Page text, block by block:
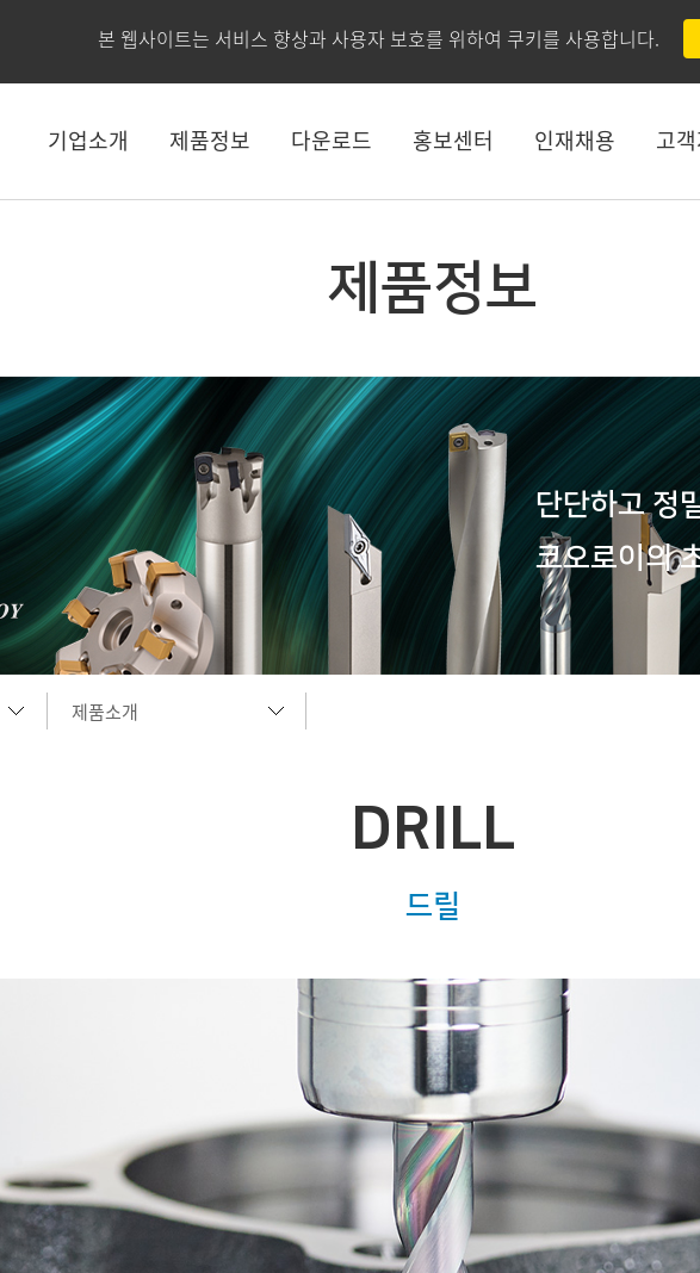
본 웹사이트는 서비스 향상과 사용자 보호를 위하여 쿠키를 사용합니다.
기업소개 제품정보 다운로드 홍보센터 인재채용 고
제품정보
단단하고 정
코오로이의
제품소개
DRILL
드릴